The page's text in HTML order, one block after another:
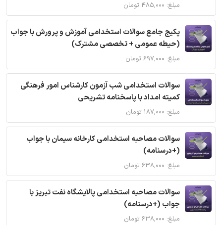
مبلغ: ۴۸۵,۰۰۰ تومان
پکیج جامع سوالات استخدامی آموزش و پرورش با جواب
(حیطه عمومی + تخصصی مشترک)
مبلغ: ۶۹۷,۰۰۰ تومان
سوالات استخدامی شب آزمون کارشناس امور فرهنگی
کمیته امداد با پاسخنامه تشریحی
مبلغ: ۱۸۷,۰۰۰ تومان
سوالات مصاحبه استخدامی کارخانه سیمان با جواب
(+درسنامه)
مبلغ: ۶۳۸,۰۰۰ تومان
سوالات مصاحبه استخدامی پالایشگاه نفت تبریز با
جواب (+درسنامه)
مبلغ: ۶۳۸,۰۰۰ تومان